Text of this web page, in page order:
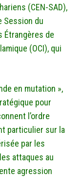
(CEN-SAD),
Session du
Étrangères de
(OCI), qui
en mutation »,
pour
l’ordre
particulier sur la
par les
attaques au
agression